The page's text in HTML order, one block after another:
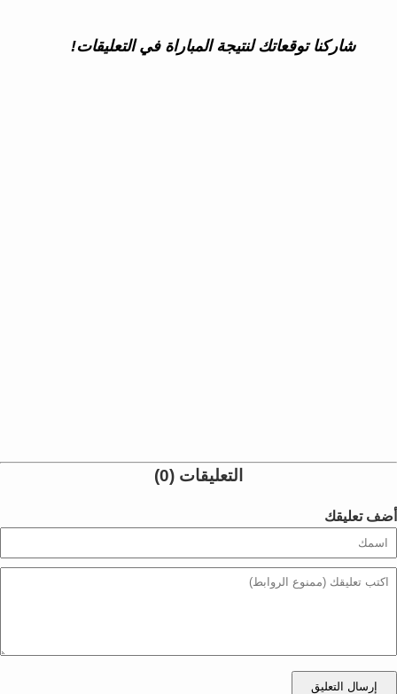
شاركنا توقعاتك لنتيجة المباراة في التعليقات!
التعليقات (0)
أضف تعليقك
إرسال التعليق